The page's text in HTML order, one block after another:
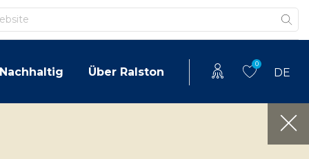
Nachhaltig Über Ralston
0
DE